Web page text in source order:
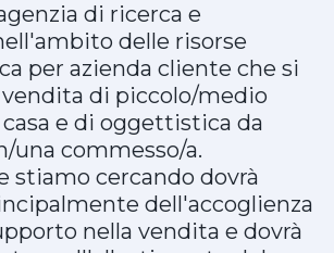
di ricerca e
delle risorse
per azienda cliente che si
di piccolo/medio
e di oggettistica da
una commesso/a.
stiamo cercando dovrà
dell'accoglienza
nella vendita e dovrà